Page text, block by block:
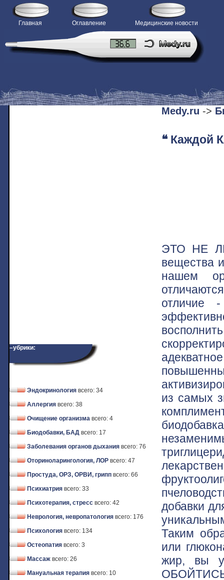
Главная Оглавление Медицинские новости
–убрики:
Эндокринология всего: 34
Аллергия всего: 38
Очищение организма всего: 4
Биодобавки, БАД всего: 17
Заболевания органов дыхания всего: 76
Оториноларингология, ЛОР всего: 47
Простуда, ОРЗ, ОРВИ, грипп всего: 66
Психиатрия всего: 33
Психотерапия, стресс всего: 42
Неврология, невропатология всего: 176
Психология всего: 134
Остеопатия всего: 3
Массаж всего: 26
Мануальная терапия всего: 10
Medy.ru ->
❝ Каждой
ЭТО НЕ
вещества
нашем
отличие
из самых
добавки
Таким
или
жир, вы
ОБОЙТИСЬ